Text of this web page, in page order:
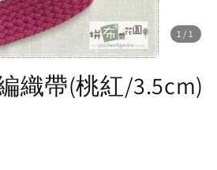
1 /1
織帶(桃紅/3.5cm)